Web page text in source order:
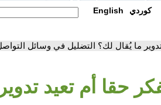
English كوردي
ما يُقال لك؟ التضليل في وسائل
حقا أم تعيد تدوير